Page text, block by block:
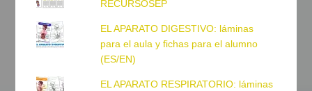
RECURSOSEP
EL APARATO DIGESTIVO: láminas
para el aula y fichas para el alumno
(ES/EN)
EL APARATO RESPIRATORIO: láminas